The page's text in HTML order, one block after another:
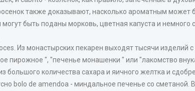
также доказывают, насколько ароматным может
быть поданы морковь, цветная капуста и немного
Из монастырских пекарен выходят тысячи изделий
пирожное ", "печенье монашенки " или "лакомство
большого количества сахара и яичного желтка и
bolo de amendoa - миндальное печенье со сметаной.